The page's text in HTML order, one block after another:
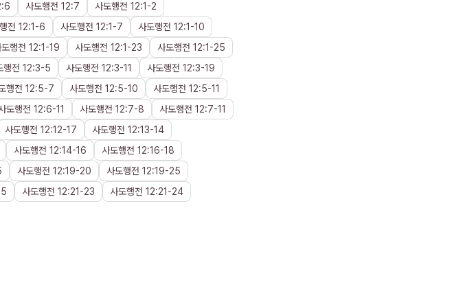
:6 사도행전 12:7 사도행전 12:1 -2
전 12:1 -6 사도행전 12:1 -7 사도행전 12:1 -10
행전 12:1 -19 사도행전 12:1 -23 사도행전 12:1 -25
행전 12:3-5 사도행전 12:3-11 사도행전 12:3-19
행전 12:5-7 사도행전 12:5-10 사도행전 12:5-11
도행전 12:6-11 사도행전 12:7-8 사도행전 12:7-11
사도행전 12:12-17 사도행전 12:13-14
사도행전 12:14-16 사도행전 12:16-18
사도행전 12:19-20 사도행전 12:19-25
사도행전 12:21 -23 사도행전 12:21 -24